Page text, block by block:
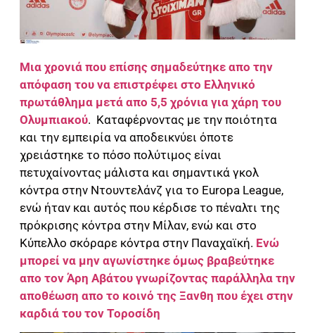
Μια χρονιά που επίσης σημαδεύτηκε απο την
απόφαση του να επιστρέφει στο Ελληνικό
πρωτάθλημα μετά απο 5,5 χρόνια για χάρη του
Ολυμπιακού. Καταφέρνοντας με την ποιότητα
και την εμπειρία να αποδεικνύει όποτε
χρειάστηκε το πόσο πολύτιμος είναι
πετυχαίνοντας μάλιστα και σημαντικά γκολ
κόντρα στην Ντουντελάνζ για το Europa League,
ενώ ήταν και αυτός που κέρδισε το πέναλτι της
πρόκρισης κόντρα στην Μίλαν, ενώ και στο
Κύπελλο σκόραρε κόντρα στην Παναχαϊκή. Ενώ
μπορεί να μην αγωνίστηκε όμως βραβεύτηκε
απο τον Άρη Αβάτου γνωρίζοντας παράλληλα την
αποθέωση απο το κοινό της Ξανθη που έχει στην
καρδιά του τον Τοροσίδη